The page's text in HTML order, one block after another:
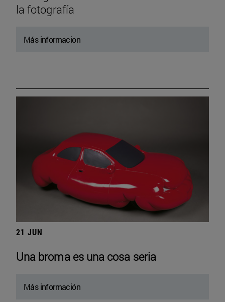
la fotografía
Más informacion
21 JUN
Una broma es una cosa seria
Más información